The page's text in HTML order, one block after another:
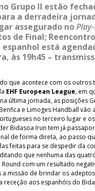
Grupo II estão
a derradeira
assegurado no
de Final;
está
às 19h45 –
que acontece com os outros
EHF European League, em
última jornada, as posições
e Limoges Handball vão
no terceiro lugar e
Bidasoa Irun tem já
de forma direta, ao passo
feitas para se despedir da
que nenhuma das
com um resultado
a missão de brindar os
receção aos espanhóis do